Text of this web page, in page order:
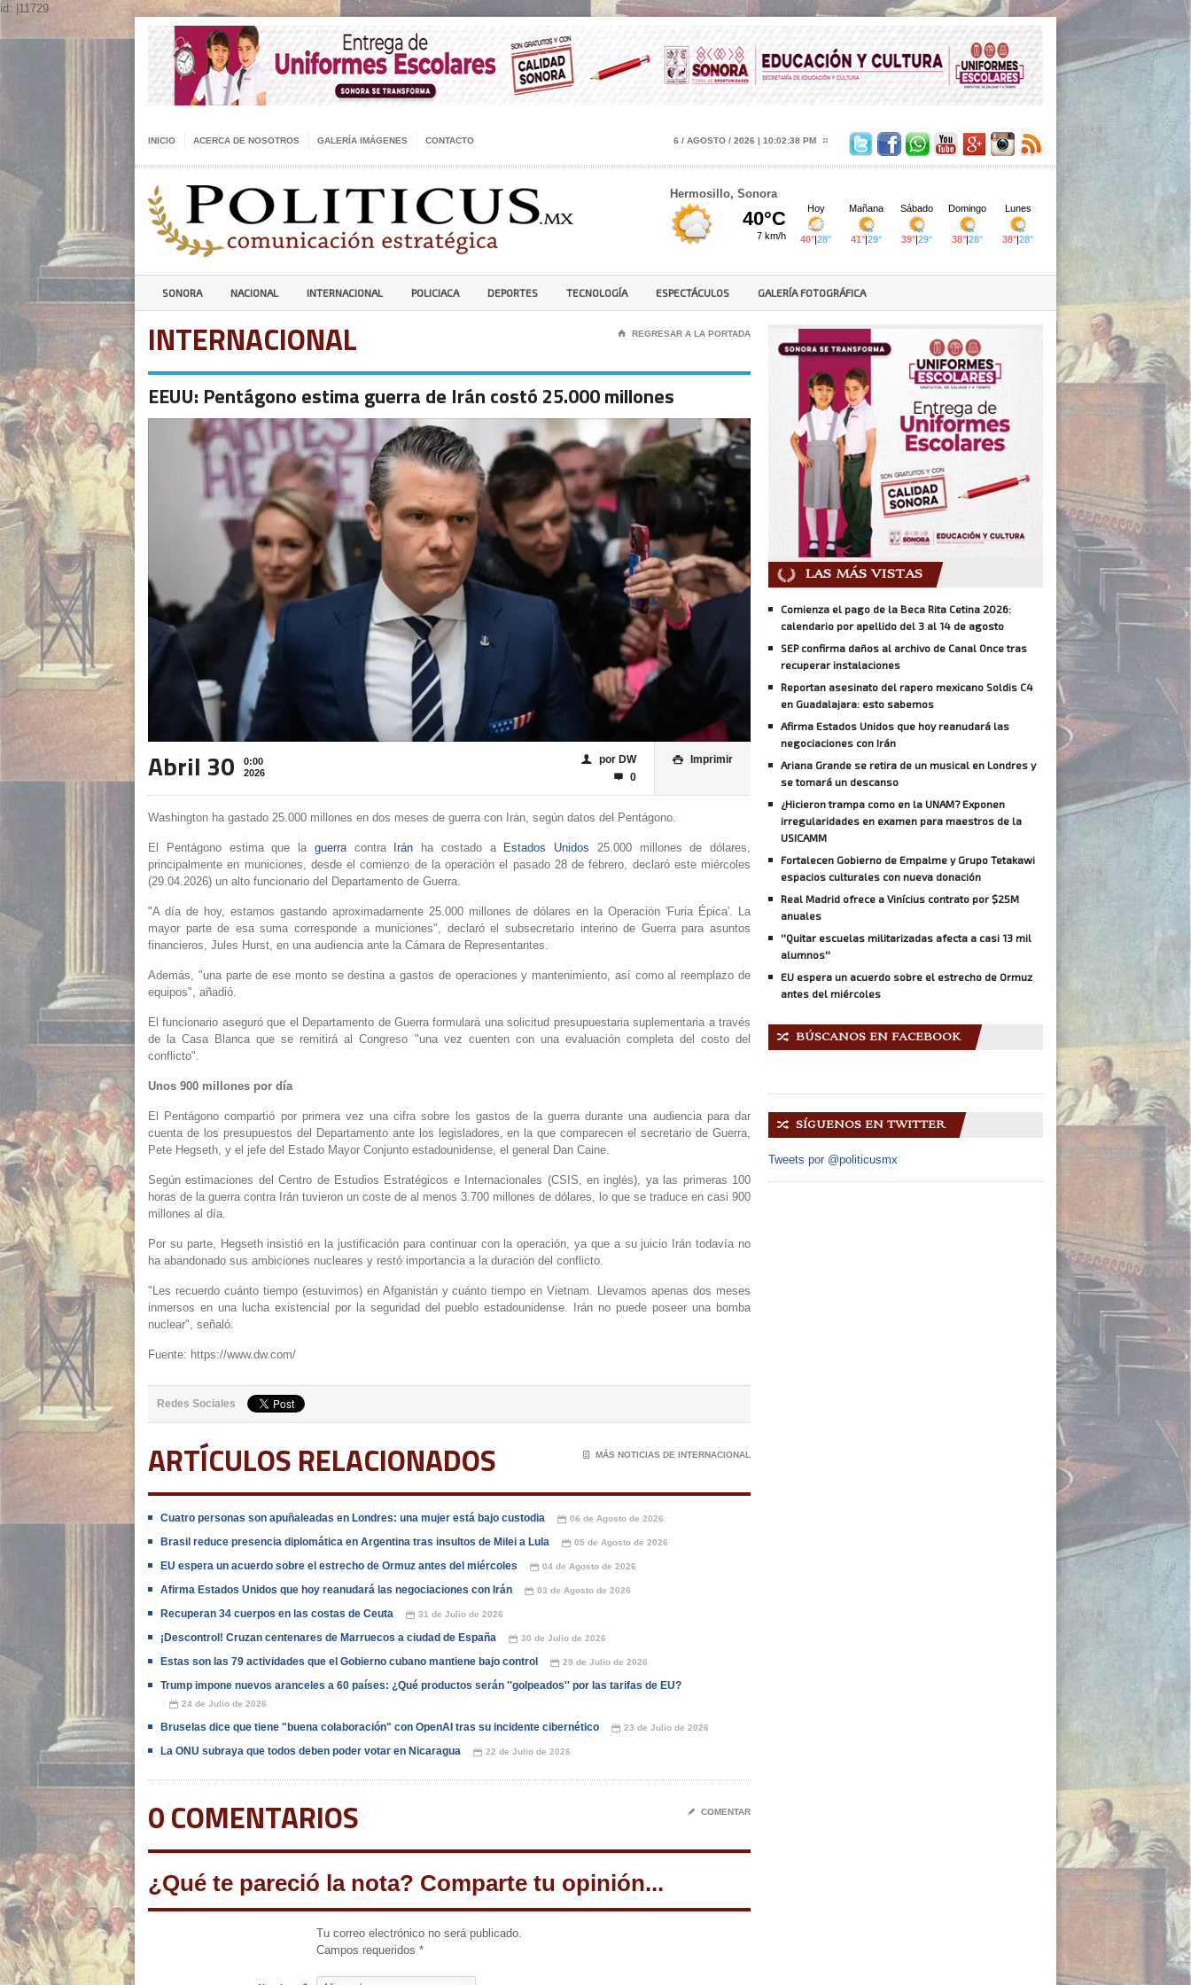
id: |11729
INICIO ACERCA DE NOSOTROS GALERÍA IMÁGENES CONTACTO 6 / AGOSTO / 2026 | 10:02:40 PM
Hermosillo, Sonora
SONORA NACIONAL INTERNACIONAL POLICIACA DEPORTES TECNOLOGÍA ESPECTÁCULOS GALERÍA FOTOGRÁFICA
INTERNACIONAL ⌂ REGRESAR A LA PORTADA
EEUU: Pentágono estima guerra de Irán costó 25.000 millones
Abril 30
0:00
2026
 Imprimir
👤 por DW
 0
Washington ha gastado 25.000 millones en dos meses de guerra con Irán, según datos del Pentágono.
El Pentágono estima que la guerra contra Irán ha costado a Estados Unidos
25.000 millones de dólares,
principalmente en municiones, desde el comienzo de la operación el pasado 28 de febrero, declaró este miércoles
(29.04.2026) un alto funcionario del Departamento de Guerra.
"A día de hoy, estamos gastando aproximadamente 25.000 millones de dólares en la Operación 'Furia Épica'. La
mayor parte de esa suma corresponde a municiones", declaró el subsecretario interino de Guerra para asuntos
financieros, Jules Hurst, en una audiencia ante la Cámara de Representantes.
Además, "una parte de ese monto se destina a gastos de operaciones y mantenimiento, así como al reemplazo de
equipos", añadió.
El funcionario aseguró que el Departamento de Guerra formulará una solicitud presupuestaria suplementaria a través
de la Casa Blanca que se remitirá al Congreso "una vez cuenten con una evaluación completa del costo del
conflicto".
Unos 900 millones por día
El Pentágono compartió por primera vez una cifra sobre los gastos de la guerra durante una audiencia para dar
cuenta de los presupuestos del Departamento ante los legisladores, en la que comparecen el secretario de Guerra,
Pete Hegseth, y el jefe del Estado Mayor Conjunto estadounidense, el general Dan Caine.
Según estimaciones del Centro de Estudios Estratégicos e Internacionales (CSIS, en inglés), ya las primeras 100
horas de la guerra contra Irán tuvieron un coste de al menos 3.700 millones de dólares, lo que se traduce en casi 900
millones al día.
Por su parte, Hegseth insistió en la justificación para continuar con la operación, ya que a su juicio Irán todavía no
ha abandonado sus ambiciones nucleares y restó importancia a la duración del conflicto.
"Les recuerdo cuánto tiempo (estuvimos) en Afganistán y cuánto tiempo en Vietnam. Llevamos apenas dos meses
inmersos en una lucha existencial por la seguridad del pueblo estadounidense. Irán no puede poseer una bomba
nuclear", señaló.
Fuente: https://www.dw.com/
Redes Sociales
ARTÍCULOS RELACIONADOS 📄 MÁS NOTICIAS DE INTERNACIONAL
Cuatro personas son apuñaleadas en Londres: una mujer está bajo custodia 📅 06 de Agosto de 2026
Brasil reduce presencia diplomática en Argentina tras insultos de Milei a Lula 📅 05 de Agosto de 2026
EU espera un acuerdo sobre el estrecho de Ormuz antes del miércoles 📅 04 de Agosto de 2026
Afirma Estados Unidos que hoy reanudará las negociaciones con Irán 📅 03 de Agosto de 2026
Recuperan 34 cuerpos en las costas de Ceuta 📅 31 de Julio de 2026
¡Descontrol! Cruzan centenares de Marruecos a ciudad de España 📅 30 de Julio de 2026
Estas son las 79 actividades que el Gobierno cubano mantiene bajo control 📅 29 de Julio de 2026
Trump impone nuevos aranceles a 60 países: ¿Qué productos serán ''golpeados'' por las tarifas de EU?
📅 24 de Julio de 2026
Bruselas dice que tiene "buena colaboración" con OpenAI tras su incidente cibernético 📅 23 de Julio de 2026
La ONU subraya que todos deben poder votar en Nicaragua 📅 22 de Julio de 2026
0 COMENTARIOS ✎ COMENTAR
¿Qué te pareció la nota? Comparte tu opinión...
Tu correo electrónico no será publicado.
Campos requeridos *
LAS MÁS VISTAS
Comienza el pago de la Beca Rita Cetina 2026:
calendario por apellido del 3 al 14 de agosto
SEP confirma daños al archivo de Canal Once tras
recuperar instalaciones
Reportan asesinato del rapero mexicano Soldis C4
en Guadalajara: esto sabemos
Afirma Estados Unidos que hoy reanudará las
negociaciones con Irán
Ariana Grande se retira de un musical en Londres y
se tomará un descanso
¿Hicieron trampa como en la UNAM? Exponen
irregularidades en examen para maestros de la
USICAMM
Fortalecen Gobierno de Empalme y Grupo Tetakawi
espacios culturales con nueva donación
Real Madrid ofrece a Vinícius contrato por $25M
anuales
''Quitar escuelas militarizadas afecta a casi 13 mil
alumnos''
EU espera un acuerdo sobre el estrecho de Ormuz
antes del miércoles
🔀 BÚSCANOS EN FACEBOOK
🔀 SÍGUENOS EN TWITTER
Tweets por @politicusmx